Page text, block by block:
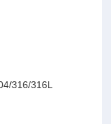
316/316L